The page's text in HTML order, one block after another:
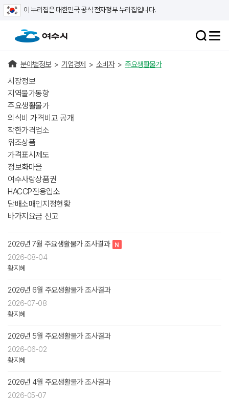
이 누리집은 대한민국 공식 전자정부 누리집입니다.
분야별정보 > 기업경제 > 소비자 > 주요생활물가
시장정보
지역물가동향
주요생활물가
외식비 가격비교 공개
착한가격업소
위조상품
가격표시제도
정보화마을
여수사랑상품권
HACCP전용업소
담배소매인지정현황
바가지요금 신고
2026년 7월 주요생활물가 조사결과
2026-08-04
황지혜
2026년 6월 주요생활물가 조사결과
2026-07-08
황지혜
2026년 5월 주요생활물가 조사결과
2026-06-02
황지혜
2026년 4월 주요생활물가 조사결과
2026-05-07